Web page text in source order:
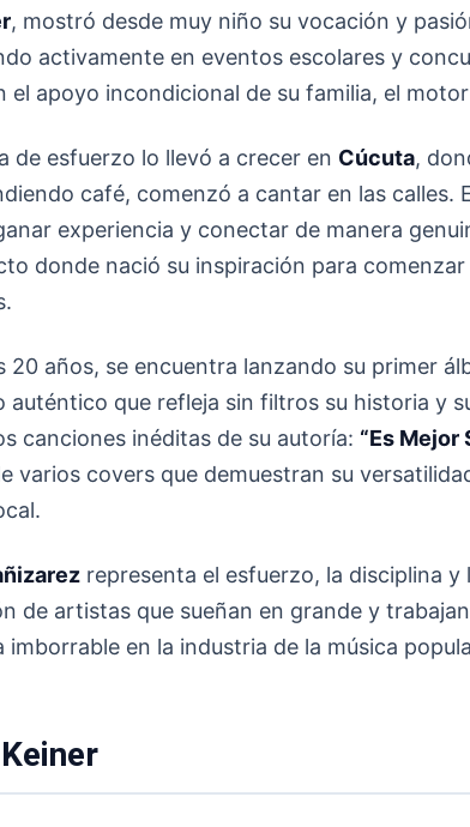
, mostró desde muy niño su vocación y
activamente en eventos escolares y
el apoyo incondicional de su familia, el
de esfuerzo lo llevó a crecer en Cúcuta,
café, comenzó a cantar en las calles.
experiencia y conectar de manera
donde nació su inspiración para
20 años, se encuentra lanzando su primer
auténtico que refleja sin filtros su historia y
canciones inéditas de su autoría: “Es Mejor
varios covers que demuestran su
representa el esfuerzo, la disciplina y
de artistas que sueñan en grande y
imborrable en la industria de la música